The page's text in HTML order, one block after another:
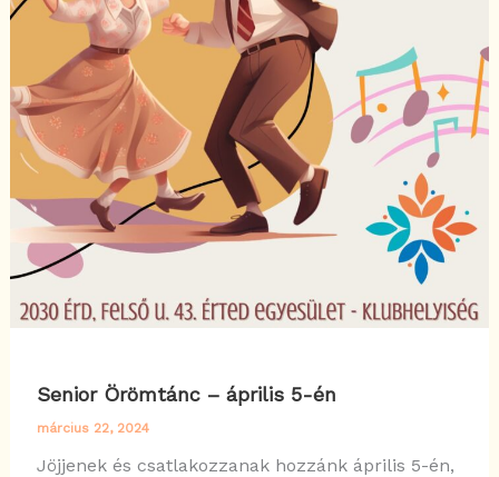
Senior Örömtánc – április 5-én
március 22, 2024
Jöjjenek és csatlakozzanak hozzánk április 5-én,